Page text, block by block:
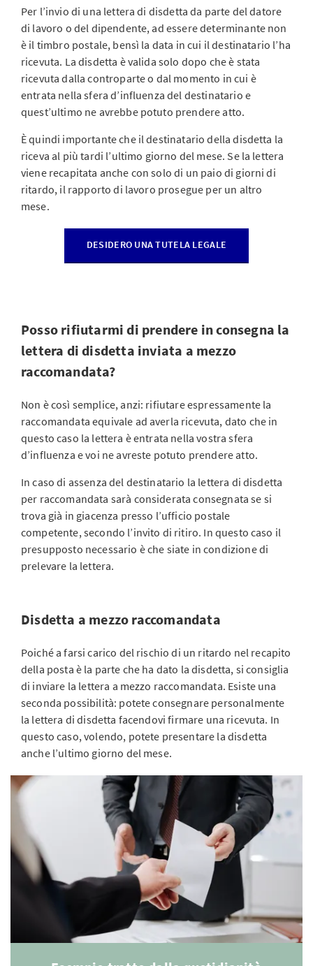
Per l’invio di una lettera di disdetta da parte del datore
di lavoro o del dipendente, ad essere determinante non
è il timbro postale, bensì la data in cui il destinatario l’ha
ricevuta. La disdetta è valida solo dopo che è stata
ricevuta dalla controparte o dal momento in cui è
entrata nella sfera d’influenza del destinatario e
quest’ultimo ne avrebbe potuto prendere atto.
È quindi importante che il destinatario della disdetta la
riceva al più tardi l’ultimo giorno del mese. Se la lettera
viene recapitata anche con solo di un paio di giorni di
ritardo, il rapporto di lavoro prosegue per un altro
mese.
DESIDERO UNA TUTELA LEGALE
Posso rifiutarmi di prendere in consegna la
lettera di disdetta inviata a mezzo
raccomandata?
Non è così semplice, anzi: rifiutare espressamente la
raccomandata equivale ad averla ricevuta, dato che in
questo caso la lettera è entrata nella vostra sfera
d’influenza e voi ne avreste potuto prendere atto.
In caso di assenza del destinatario la lettera di disdetta
per raccomandata sarà considerata consegnata se si
trova già in giacenza presso l’ufficio postale
competente, secondo l’invito di ritiro. In questo caso il
presupposto necessario è che siate in condizione di
prelevare la lettera.
Disdetta a mezzo raccomandata
Poiché a farsi carico del rischio di un ritardo nel recapito
della posta è la parte che ha dato la disdetta, si consiglia
di inviare la lettera a mezzo raccomandata. Esiste una
seconda possibilità: potete consegnare personalmente
la lettera di disdetta facendovi firmare una ricevuta. In
questo caso, volendo, potete presentare la disdetta
anche l’ultimo giorno del mese.